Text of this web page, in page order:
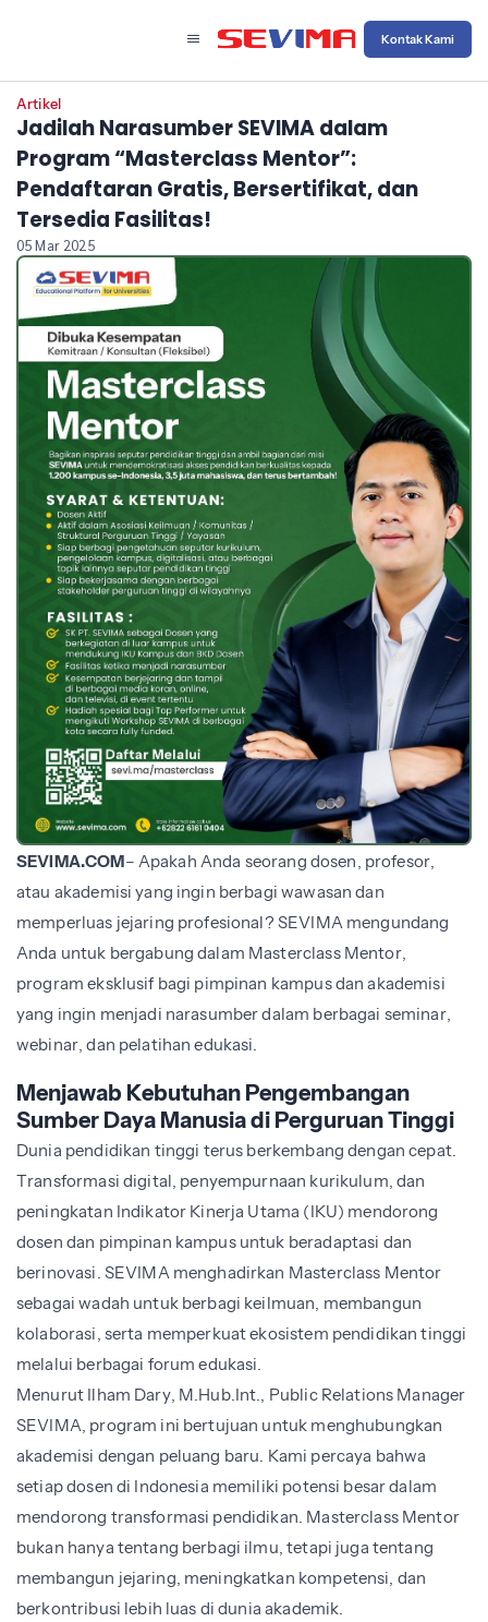
Kontak Kami
Artikel
Jadilah Narasumber SEVIMA dalam
Program “Masterclass Mentor”:
Pendaftaran Gratis, Bersertifikat, dan
Tersedia Fasilitas!
05 Mar 2025
SEVIMA.COM– Apakah Anda seorang dosen, profesor,
atau akademisi yang ingin berbagi wawasan dan
memperluas jejaring profesional? SEVIMA mengundang
Anda untuk bergabung dalam Masterclass Mentor,
program eksklusif bagi pimpinan kampus dan akademisi
yang ingin menjadi narasumber dalam berbagai seminar,
webinar, dan pelatihan edukasi.
Menjawab Kebutuhan Pengembangan
Sumber Daya Manusia di Perguruan Tinggi
Dunia pendidikan tinggi terus berkembang dengan cepat.
Transformasi digital, penyempurnaan kurikulum, dan
peningkatan Indikator Kinerja Utama (IKU) mendorong
dosen dan pimpinan kampus untuk beradaptasi dan
berinovasi. SEVIMA menghadirkan Masterclass Mentor
sebagai wadah untuk berbagi keilmuan, membangun
kolaborasi, serta memperkuat ekosistem pendidikan tinggi
melalui berbagai forum edukasi.
Menurut Ilham Dary, M.Hub.Int., Public Relations Manager
SEVIMA, program ini bertujuan untuk menghubungkan
akademisi dengan peluang baru. Kami percaya bahwa
setiap dosen di Indonesia memiliki potensi besar dalam
mendorong transformasi pendidikan. Masterclass Mentor
bukan hanya tentang berbagi ilmu, tetapi juga tentang
membangun jejaring, meningkatkan kompetensi, dan
berkontribusi lebih luas di dunia akademik.